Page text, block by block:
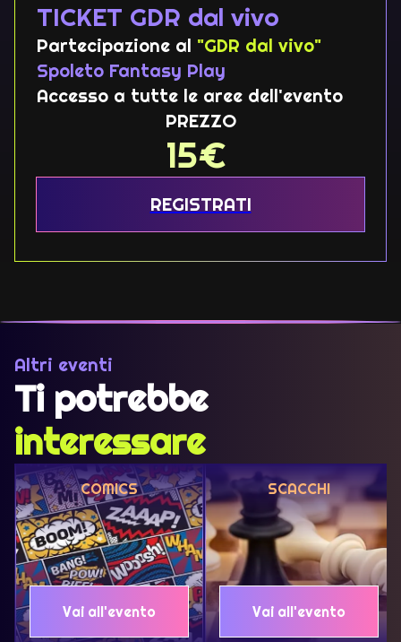
TICKET GDR dal vivo
Partecipazione al "GDR dal vivo"
Spoleto Fantasy Play
Accesso a tutte le aree dell'evento
PREZZO
15€
REGISTRATI
Altri eventi
Ti potrebbe
interessare
COMICS
Vai all'evento
SCACCHI
Vai all'evento